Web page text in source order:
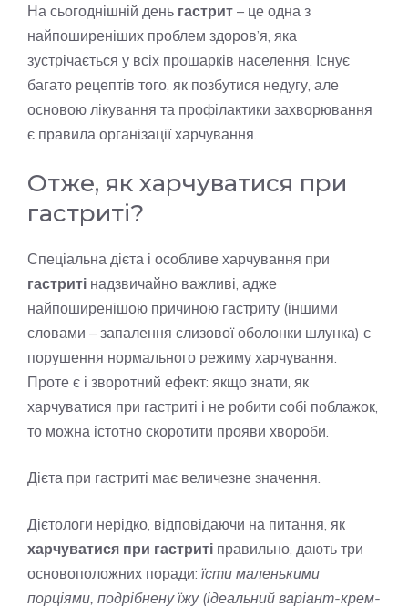
На сьогоднішній день гастрит – це одна з
найпоширеніших проблем здоров’я, яка
зустрічається у всіх прошарків населення. Існує
багато рецептів того, як позбутися недугу, але
основою лікування та профілактики захворювання
є правила організації харчування.
Отже, як харчуватися при
гастриті?
Спеціальна дієта і особливе харчування при
гастриті надзвичайно важливі, адже
найпоширенішою причиною гастриту (іншими
словами – запалення слизової оболонки шлунка) є
порушення нормального режиму харчування.
Проте є і зворотний ефект: якщо знати, як
харчуватися при гастриті і не робити собі поблажок,
то можна істотно скоротити прояви хвороби.
Дієта при гастриті має величезне значення.
Дієтологи нерідко, відповідаючи на питання, як
харчуватися при гастриті правильно, дають три
основоположних поради: їсти маленькими
порціями, подрібнену їжу (ідеальний варіант-крем-